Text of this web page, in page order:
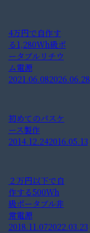
4万円で自作す
る1,280Wh級ポ
ータブルリチウ
ム電源
2021.06.082026.06.28
初めてのパスケ
ース製作
2014.12.242016.05.13
２万円以下で自
作する500Wh
級ポータブル非
常電源
2018.11.072022.03.23